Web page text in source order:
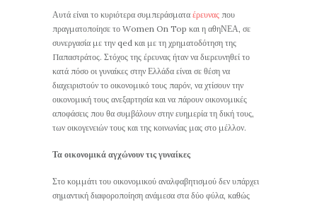
Αυτά είναι το κυριότερα συμπεράσματα έρευνας που
πραγματοποίησε το Women On Top και η αθηΝΕΑ, σε
συνεργασία με την qed και με τη χρηματοδότηση της
Παπαστράτος. Στόχος της έρευνας ήταν να διερευνηθεί το
κατά πόσο οι γυναίκες στην Ελλάδα είναι σε θέση να
διαχειριστούν το οικονομικό τους παρόν, να χτίσουν την
οικονομική τους ανεξαρτησία και να πάρουν οικονομικές
αποφάσεις που θα συμβάλουν στην ευημερία τη δική τους,
των οικογενειών τους και της κοινωνίας μας στο μέλλον.
Τα οικονομικά αγχώνουν τις γυναίκες
Στο κομμάτι του οικονομικού αναλφαβητισμού δεν υπάρχει
σημαντική διαφοροποίηση ανάμεσα στα δύο φύλα, καθώς